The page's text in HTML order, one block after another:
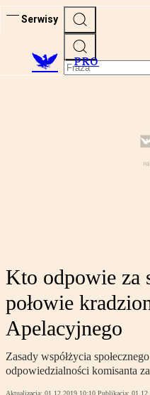
Serwisy
PRO
Kto odpowie za
połowie
Apelacyjnego
Zasady współżycia
odpowiedzialności komisanta
Aktualizacja: 01.12.2019 10:10 Publikacja: